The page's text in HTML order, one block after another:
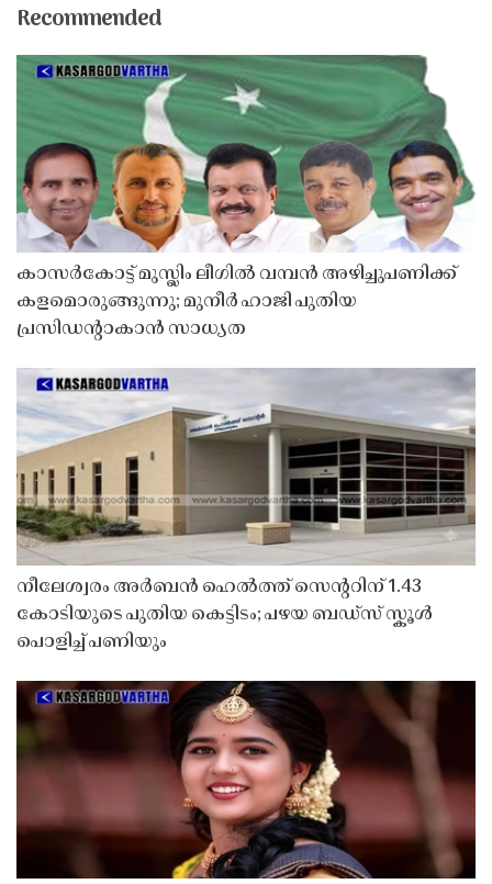
Recommended
കാസർകോട്ട് മുസ്ലിം ലീഗിൽ വമ്പൻ അഴിച്ചുപണിക്ക്
കളമൊരുങ്ങുന്നു; മുനീർ ഹാജി പുതിയ
പ്രസിഡൻ്റാകാൻ സാധ്യത
നീലേശ്വരം അർബൻ ഹെൽത്ത് സെൻ്ററിന് 1.43
കോടിയുടെ പുതിയ കെട്ടിടം; പഴയ ബഡ്സ് സ്കൂൾ
പൊളിച്ച് പണിയും